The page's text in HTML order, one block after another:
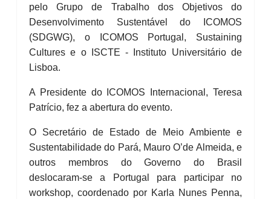
pelo Grupo de Trabalho dos Objetivos do
Desenvolvimento Sustentável do ICOMOS
(SDGWG), o ICOMOS Portugal, Sustaining
Cultures e o ISCTE - Instituto Universitário de
Lisboa.
A Presidente do ICOMOS Internacional, Teresa
Patrício, fez a abertura do evento.
O Secretário de Estado de Meio Ambiente e
Sustentabilidade do Pará, Mauro O’de Almeida, e
outros membros do Governo do Brasil
deslocaram-se a Portugal para participar no
workshop, coordenado por Karla Nunes Penna,